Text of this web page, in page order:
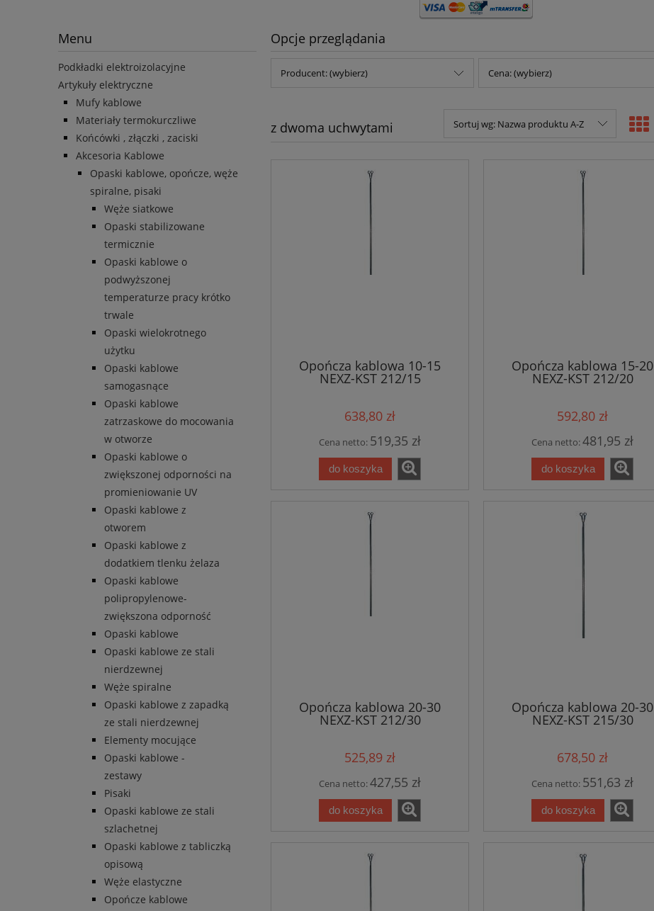
Menu
Podkładki elektroizolacyjne
Artykuły elektryczne
Mufy kablowe
Materiały termokurczliwe
Końcówki , złączki , zaciski
Akcesoria Kablowe
Opaski kablowe, opończe, węże
spiralne, pisaki
Węże siatkowe
Opaski stabilizowane
termicznie
Opaski kablowe o
podwyższonej
temperaturze pracy krótko
trwale
Opaski wielokrotnego
użytku
Opaski kablowe
samogasnące
Opaski kablowe
zatrzaskowe do mocowania
w otworze
Opaski kablowe o
zwiększonej odporności na
promieniowanie UV
Opaski kablowe z
otworem
Opaski kablowe z
dodatkiem tlenku żelaza
Opaski kablowe
polipropylenowe-
zwiększona odporność
Opaski kablowe
Opaski kablowe ze stali
nierdzewnej
Węże spiralne
Opaski kablowe z zapadką
ze stali nierdzewnej
Elementy mocujące
Opaski kablowe -
zestawy
Pisaki
Opaski kablowe ze stali
szlachetnej
Opaski kablowe z tabliczką
opisową
Węże elastyczne
Opończe kablowe
Opcje przeglądania
Producent: (wybierz) Cena: (wybierz)
z dwoma uchwytami Sortuj wg: Nazwa produktu A-Z
Opończa kablowa 10-15
NEXZ-KST 212/15
638,80 zł
Cena netto: 519,35 zł
do koszyka
Opończa kablowa 15-20
NEXZ-KST 212/20
592,80 zł
Cena netto:481,95 zł
do koszyka
Opończa kablowa 20-30
NEXZ-KST 212/30
525,89 zł
Cena netto:427,55 zł
do koszyka
Opończa kablowa 20-30
NEXZ-KST 215/30
678,50 zł
Cena netto: 551,63 zł
do koszyka